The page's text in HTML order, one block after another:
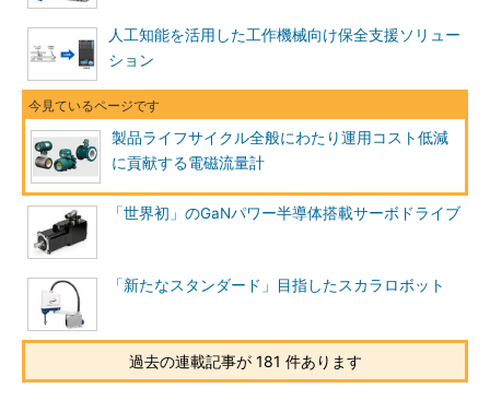
人工知能を活用した工作機械向け保全支援ソリュー
ション
製品ライフサイクル全般にわたり運用コスト低減
に貢献する電磁流量計
「世界初」のGaNパワー半導体搭載サーボドライブ
「新たなスタンダード」目指したスカラロボット
過去の連載記事が 181 件あります